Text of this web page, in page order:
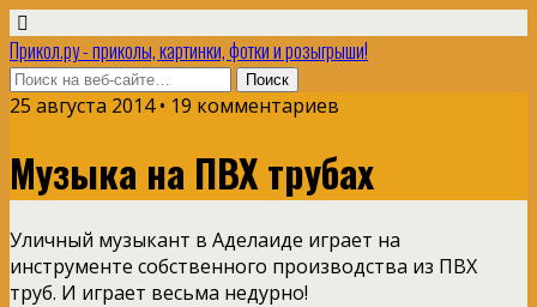
Прикол.ру - приколы, картинки, фотки и розыгрыши!
25 августа 2014 • 19 комментариев
Музыка на ПВХ трубах
Уличный музыкант в Аделаиде играет на
инструменте собственного производства из ПВХ
труб. И играет весьма недурно!